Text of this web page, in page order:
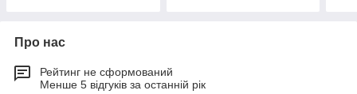
Про нас
Рейтинг не сформований
Менше 5 відгуків за останній рік